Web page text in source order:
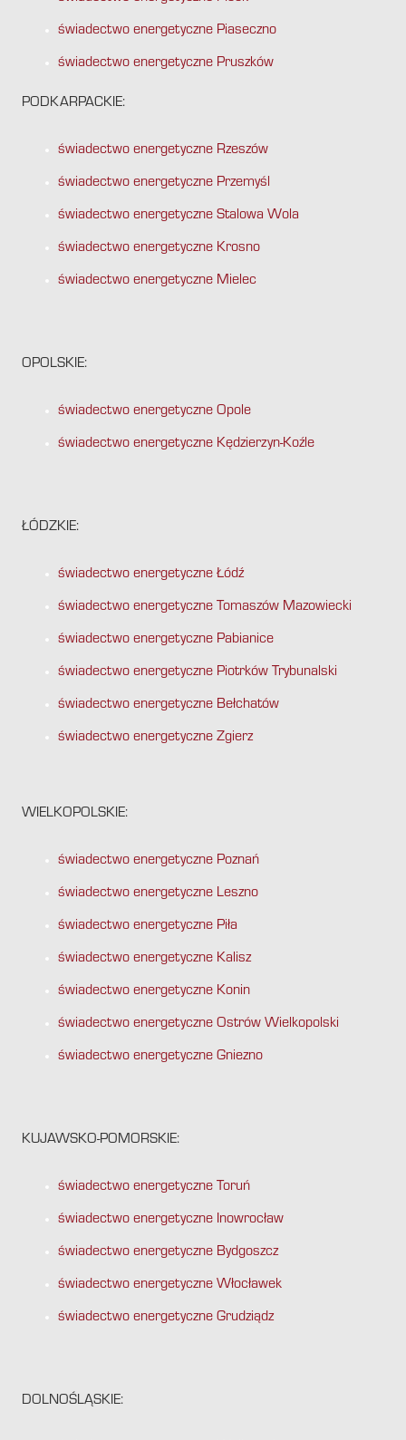
świadectwo energetyczne Piaseczno
świadectwo energetyczne Pruszków
PODKARPACKIE:
świadectwo energetyczne Rzeszów
świadectwo energetyczne Przemyśl
świadectwo energetyczne Stalowa Wola
świadectwo energetyczne Krosno
świadectwo energetyczne Mielec
OPOLSKIE:
świadectwo energetyczne Opole
świadectwo energetyczne Kędzierzyn-Koźle
ŁÓDZKIE:
świadectwo energetyczne Łódź
świadectwo energetyczne Tomaszów Mazowiecki
świadectwo energetyczne Pabianice
świadectwo energetyczne Piotrków Trybunalski
świadectwo energetyczne Bełchatów
świadectwo energetyczne Zgierz
WIELKOPOLSKIE:
świadectwo energetyczne Poznań
świadectwo energetyczne Leszno
świadectwo energetyczne Piła
świadectwo energetyczne Kalisz
świadectwo energetyczne Konin
świadectwo energetyczne Ostrów Wielkopolski
świadectwo energetyczne Gniezno
KUJAWSKO-POMORSKIE:
świadectwo energetyczne Toruń
świadectwo energetyczne Inowrocław
świadectwo energetyczne Bydgoszcz
świadectwo energetyczne Włocławek
świadectwo energetyczne Grudziądz
DOLNOŚLĄSKIE: